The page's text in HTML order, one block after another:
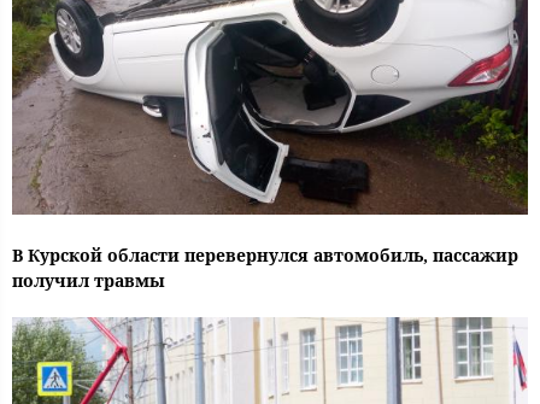
В Курской области перевернулся автомобиль, пассажир
получил травмы